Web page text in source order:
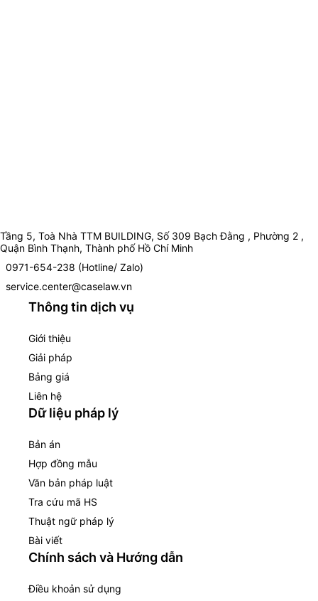
Tầng 5, Toà Nhà TTM BUILDING, Số 309 Bạch Đằng , Phường 2 ,
Quận Bình Thạnh, Thành phố Hồ Chí Minh
0971-654-238 (Hotline/ Zalo)
service.center@caselaw.vn
Thông tin dịch vụ
Giới thiệu
Giải pháp
Bảng giá
Liên hệ
Dữ liệu pháp lý
Bản án
Hợp đồng mẫu
Văn bản pháp luật
Tra cứu mã HS
Thuật ngữ pháp lý
Bài viết
Chính sách và Hướng dẫn
Điều khoản sử dụng